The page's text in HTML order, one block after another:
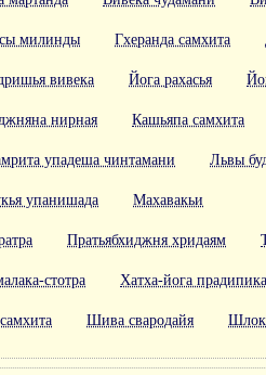
милинды Гхеранда самхита
вивека Йога рахасья
нирная Кашьяпа самхита
упадеша чинтамани Львы
упанишада Махавакьи
Пратьябхиджня хридаям
стотра Хатха-йога прадипика
Шива свародайя